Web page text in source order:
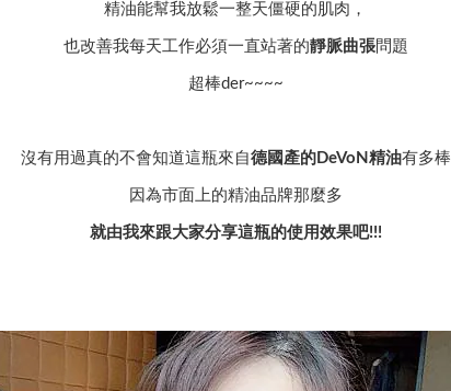
精油能幫我放鬆一整天僵硬的肌肉，
也改善我每天工作必須一直站著的靜脈曲張問題
超棒der~~~~
沒有用過真的不會知道這瓶來自德國產的DeVoN精油有多棒
因為市面上的精油品牌那麼多
就由我來跟大家分享這瓶的使用效果吧!!!